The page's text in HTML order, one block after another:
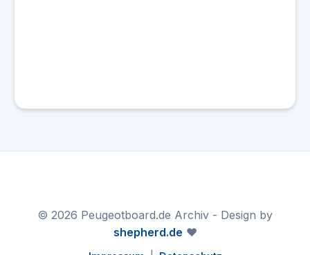
© 2026 Peugeotboard.de Archiv - Design by
shepherd.de ❤️